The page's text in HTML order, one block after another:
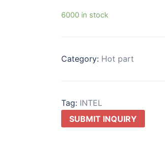
6000 in stock
Category: Hot part
Tag: INTEL
SUBMIT INQUIRY